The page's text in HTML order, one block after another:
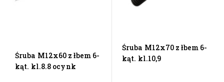
Śruba M12x60 z łbem 6-
kąt. kl.8.8 ocynk
Śruba M12x70 z łbem 6-
kąt. kl.10,9